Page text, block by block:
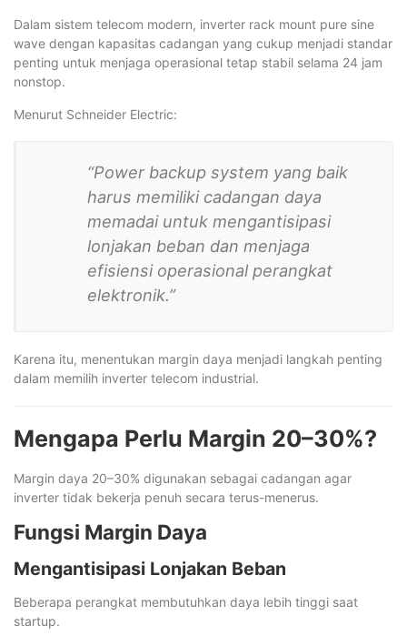
Dalam sistem telecom modern, inverter rack mount pure sine
wave dengan kapasitas cadangan yang cukup menjadi standar
penting untuk menjaga operasional tetap stabil selama 24 jam
nonstop.
Menurut Schneider Electric:
“Power backup system yang baik
harus memiliki cadangan daya
memadai untuk mengantisipasi
lonjakan beban dan menjaga
efisiensi operasional perangkat
elektronik.”
Karena itu, menentukan margin daya menjadi langkah penting
dalam memilih inverter telecom industrial.
Mengapa Perlu Margin 20–30%?
Margin daya 20–30% digunakan sebagai cadangan agar
inverter tidak bekerja penuh secara terus-menerus.
Fungsi Margin Daya
Mengantisipasi Lonjakan Beban
Beberapa perangkat membutuhkan daya lebih tinggi saat
startup.